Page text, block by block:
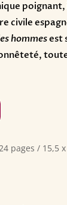
civile
hommesest
pages / 15,5